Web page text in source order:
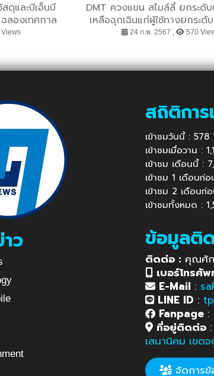
ดุและบีเอ็นบี
ลองเทศกาล
กหลายและ
DMT ควงแขน สไมล์ลี่ ยกระดั
เหลือฉุกเฉินแก่ผู้ใช้ทางยกระดั
24 ก.พ. 2567 , 570
ว
สถิติการ
เข้าชมวันนี้ : 578
เข้าชมเมื่อวาน :
เข้าชม เดือนนี้ :
เข้าชม 1 เดือนก่
เข้าชม 2 เดือนก่
เข้าชมทั้งหมด :
ข้อมูลติ
ติดต่อ : คุณศั
เบอร์โทรศั
E-Mail :
LINE ID :
Fanpage :
ที่อยู่ติดต่อ :
เสนานิคม เขต
จัดการข้